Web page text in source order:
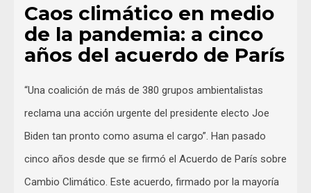
Caos climático en medio
de la pandemia: a cinco
años del acuerdo de París
“Una coalición de más de 380 grupos ambientalistas
reclama una acción urgente del presidente electo Joe
Biden tan pronto como asuma el cargo”. Han pasado
cinco años desde que se firmó el Acuerdo de París sobre
Cambio Climático. Este acuerdo, firmado por la mayoría